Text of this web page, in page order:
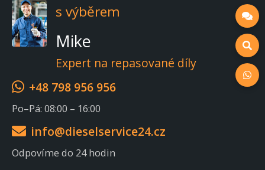
s výběrem
Mike
Expert na repasované díly
+48 798 956 956
Po–Pá: 08:00 – 16:00
info@dieselservice24.cz
Odpovíme do 24 hodin